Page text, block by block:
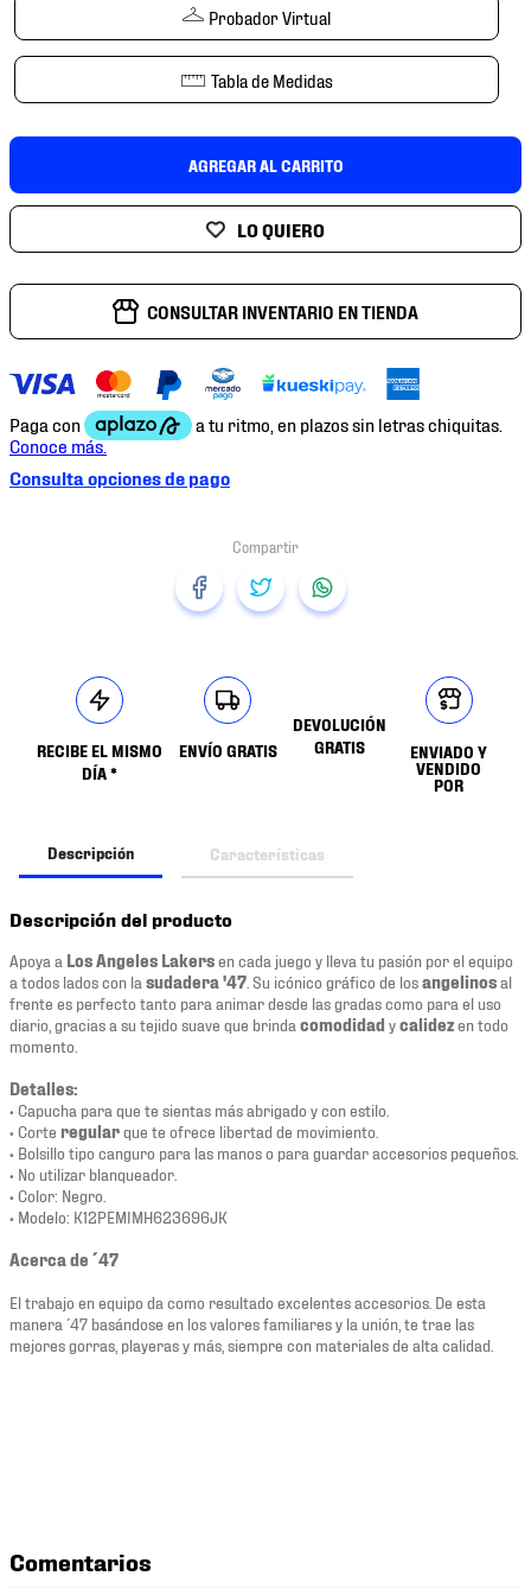
Probador Virtual
Tabla de Medidas
AGREGAR AL CARRITO
CONSULTAR INVENTARIO EN TIENDA
Consulta opciones de pago
RECIBE EL MISMO
DÍA *
ENVÍO GRATIS
DEVOLUCIÓN
GRATIS
ENVIADO Y
VENDIDO
POR
Descripción Características
Descripción del producto
Apoya a Los Angeles Lakersen cada juego y lleva tu pasión por el equipo
a todos lados con la sudadera '47 . Su icónico gráfico de losangelinosal
frente es perfecto tanto para animar desde las gradas como para el uso
diario, gracias a su tejido suave que brinda comodidad ycalidezen todo
momento.
Detalles:
• Capucha para que te sientas más abrigado y con estilo.
• Corte regularque te ofrece libertad de movimiento.
• Bolsillo tipo canguro para las manos o para guardar accesorios pequeños.
• No utilizar blanqueador.
• Color: Negro.
• Modelo: K12PEMIMH623696JK
Acerca de ´47
El trabajo en equipo da como resultado excelentes accesorios. De esta
manera ´47 basándose en los valores familiares y la unión, te trae las
mejores gorras, playeras y más, siempre con materiales de alta calidad.
Comentarios
8.
chivas
10. tenis nike